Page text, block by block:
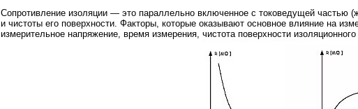
Сопротивление изоляции — это параллельно включенное с токоведущей частью
и чистоты его поверхности. Факторы, которые оказывают основное влияние на
измерительное напряжение, время измерения, чистота поверхности изоляционного